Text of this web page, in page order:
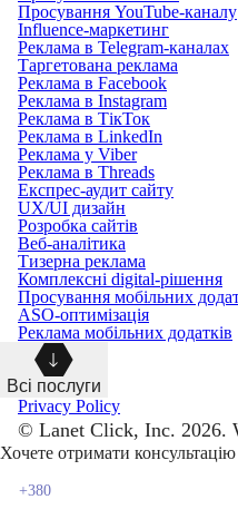
Просування YouTube-каналу
Influence-маркетинг
Реклама в Telegram-каналах
Таргетована реклама
Реклама в Facebook
Реклама в Instagram
Реклама в ТікТок
Реклама в LinkedIn
Реклама у Viber
Реклама в Threads
Експрес-аудит сайту
UX/UI дизайн
Розробка сайтів
Веб-аналітика
Тизерна реклама
Комплексні digital-рішення
Просування мобільних
ASO-оптимізація
Реклама мобільних додатків
Всі послуги
Privacy Policy
© Lanet Click, Inc. 2026.
Хочете отримати